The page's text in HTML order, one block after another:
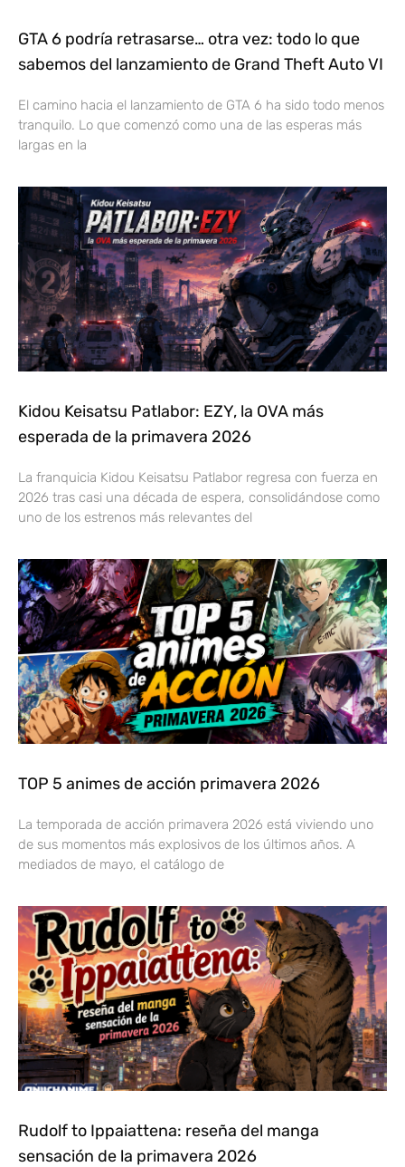
GTA 6 podría retrasarse… otra vez: todo lo que
sabemos del lanzamiento de Grand Theft Auto VI
El camino hacia el lanzamiento de GTA 6 ha sido todo menos
tranquilo. Lo que comenzó como una de las esperas más
largas en la
Kidou Keisatsu Patlabor: EZY, la OVA más
esperada de la primavera 2026
La franquicia Kidou Keisatsu Patlabor regresa con fuerza en
2026 tras casi una década de espera, consolidándose como
uno de los estrenos más relevantes del
TOP 5 animes de acción primavera 2026
La temporada de acción primavera 2026 está viviendo uno
de sus momentos más explosivos de los últimos años. A
mediados de mayo, el catálogo de
Rudolf to Ippaiattena: reseña del manga
sensación de la primavera 2026